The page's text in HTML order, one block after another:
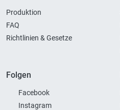
Produktion
FAQ
Richtlinien & Gesetze
Folgen
Facebook
Instagram